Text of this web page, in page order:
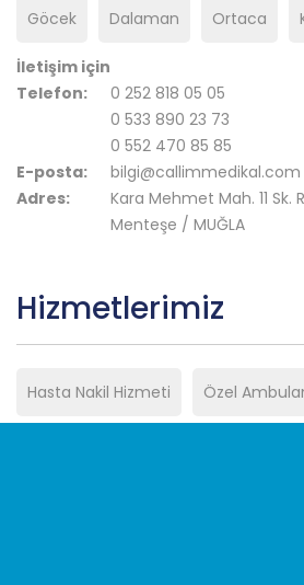
Göcek Dalaman Ortaca
İletişim için
Telefon:
0 252 818 05 05
0 533 890 23 73
0 552 470 85 85
E-posta:
bilgi@callimmedikal.com
Adres:
Kara Mehmet Mah. 11 Sk.
Menteşe / MUĞLA
Hizmetlerimiz
Hasta Nakil Hizmeti Özel